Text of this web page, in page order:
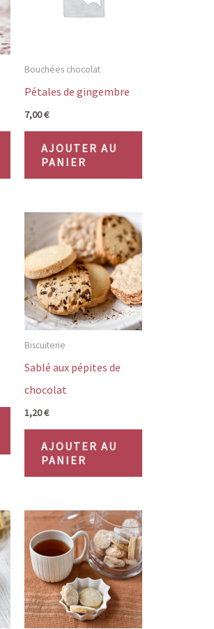
Ce
produit
a
variations.
Les
options
peuvent
être
page
produit
Bouchées chocolat
Pétales de gingembre
7,00€
AJOUTER AU
PANIER
Biscuiterie
Sablé aux pépites de
chocolat
1,20€
AJOUTER AU
PANIER